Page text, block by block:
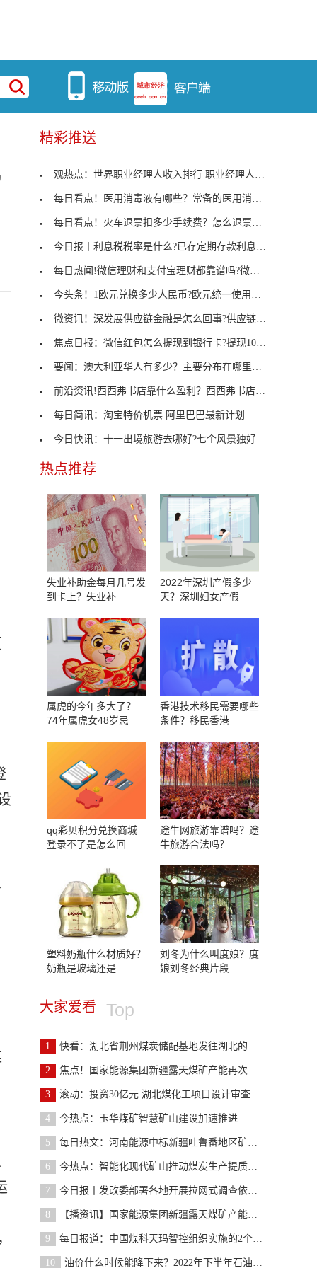
精彩推送
观热点：世界职业经理人收入排行 职业经理人证书怎
每日看点！医用消毒液有哪些？常备的医用消毒液是什
每日看点！火车退票扣多少手续费？怎么退票最划算？
今日报丨利息税税率是什么?已存定期存款利息税怎样
每日热闻!微信理财和支付宝理财都靠谱吗?微信理财和
今头条！1欧元兑换多少人民币?欧元统一使用对世界经
微资讯！深发展供应链金融是怎么回事?供应链金融有
焦点日报：微信红包怎么提现到银行卡?提现10000元手
要闻：澳大利亚华人有多少？主要分布在哪里？为什么
前沿资讯!西西弗书店靠什么盈利？西西弗书店盈利模
每日简讯：淘宝特价机票 阿里巴巴最新计划
今日快讯：十一出境旅游去哪好?七个风景独好的国家
热点推荐
失业补助金每月几号发
到卡上？失业补
2022年深圳产假多少
天？深圳妇女产假
属虎的今年多大了？
74年属虎女48岁忌
香港技术移民需要哪些
条件？移民香港
qq彩贝积分兑换商城
登录不了是怎么回
途牛网旅游靠谱吗？途
牛旅游合法吗？
塑料奶瓶什么材质好？
奶瓶是玻璃还是
刘冬为什么叫度娘？度
娘刘冬经典片段
大家爱看 Top
1 快看：湖北省荆州煤炭储配基地发往湖北的煤炭占比提
2 焦点！国家能源集团新疆露天煤矿产能再次核增2200万
3 滚动：投资30亿元 湖北煤化工项目设计审查
4 今热点：玉华煤矿智慧矿山建设加速推进
5 每日热文：河南能源中标新疆吐鲁番地区矿山建设项目
6 今热点：智能化现代矿山推动煤炭生产提质增效
7 今日报丨发改委部署各地开展拉网式调查依法查处煤炭
8 【播资讯】国家能源集团新疆露天煤矿产能核增2200万
9 每日报道：中国煤科天玛智控组织实施的2个智能化工
10 油价什么时候能降下来？2022年下半年石油预测上涨还